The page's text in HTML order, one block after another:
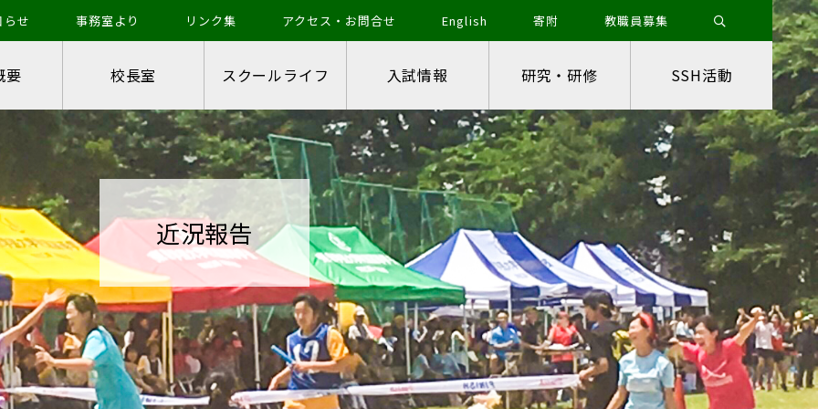
要 校長室 スクールライフ 入試情報 研究・研修 SSH活動
らせ 事務室より リンク集 アクセス・お問合せ English 寄附 教職員募集
近況報告